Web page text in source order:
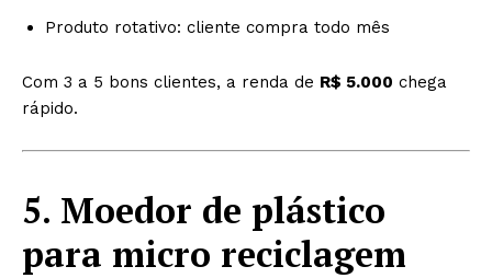
Produto rotativo: cliente compra todo mês
Com 3 a 5 bons clientes, a renda de R$ 5.000 chega
rápido.
5. Moedor de plástico
para micro reciclagem